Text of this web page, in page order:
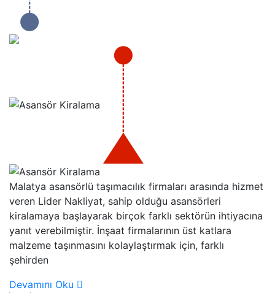
Malatya asansörlü taşımacılık firmaları arasında hizmet
veren Lider Nakliyat, sahip olduğu asansörleri
kiralamaya başlayarak birçok farklı sektörün ihtiyacına
yanıt verebilmiştir. İnşaat firmalarının üst katlara
malzeme taşınmasını kolaylaştırmak için, farklı
şehirden
Devamını Oku